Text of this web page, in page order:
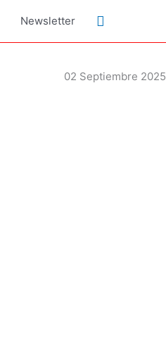
Newsletter Buscar
02 Septiembre 2025